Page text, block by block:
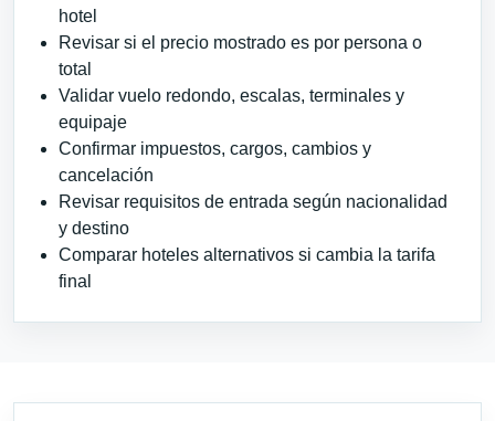
hotel
Revisar si el precio mostrado es por persona o
total
Validar vuelo redondo, escalas, terminales y
equipaje
Confirmar impuestos, cargos, cambios y
cancelación
Revisar requisitos de entrada según nacionalidad
y destino
Comparar hoteles alternativos si cambia la tarifa
final